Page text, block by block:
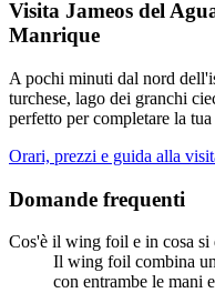
Visita Jameos del
Manrique
A pochi minuti dal nord
turchese, lago dei granchi
perfetto per completare la
Orari, prezzi e guida alla
Domande frequenti
Cos'è il wing foil e in cosa
Il wing foil combina
con entrambe le mani